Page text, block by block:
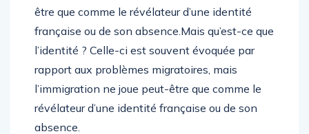
être que comme le révélateur d’une identité
française ou de son absence.Mais qu’est-ce que
l’identité ? Celle-ci est souvent évoquée par
rapport aux problèmes migratoires, mais
l’immigration ne joue peut-être que comme le
révélateur d’une identité française ou de son
absence.